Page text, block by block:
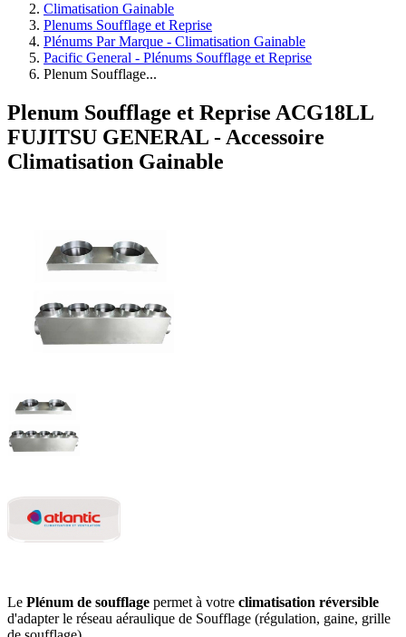
Climatisation Gainable
Plenums Soufflage et Reprise
Plénums Par Marque - Climatisation Gainable
Pacific General - Plénums Soufflage et Reprise
Plenum Soufflage...
Plenum Soufflage et Reprise ACG18LL
FUJITSU GENERAL - Accessoire
Climatisation Gainable
Le Plénum de soufflage permet à votre climatisation réversible
d'adapter le réseau aéraulique de Soufflage (régulation, gaine, grille